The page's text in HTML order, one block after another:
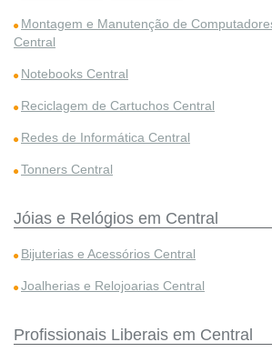
Montagem e Manutenção de
Central
Notebooks Central
Reciclagem de Cartuchos Central
Redes de Informática Central
Tonners Central
Jóias e Relógios em Central
Bijuterias e Acessórios Central
Joalherias e Relojoarias Central
Profissionais Liberais em Central